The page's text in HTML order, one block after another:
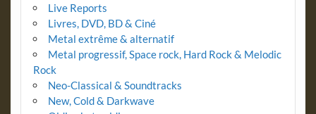
Live Reports
Livres, DVD, BD & Ciné
Metal extrême & alternatif
Metal progressif, Space rock, Hard Rock & Melodic
Rock
Neo-Classical & Soundtracks
New, Cold & Darkwave